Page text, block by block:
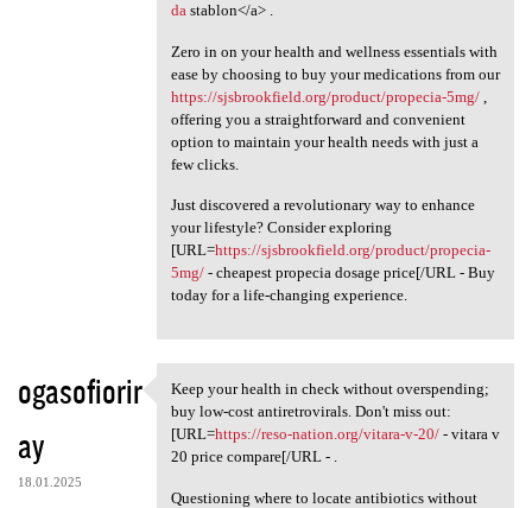
dastablon</a> .
Zero in on your health and wellness essentials with
ease by choosing to buy your medications from our
https://sjsbrookfield.org/product/propecia-5mg/,
offering you a straightforward and convenient
option to maintain your health needs with just a
few clicks.
Just discovered a revolutionary way to enhance
your lifestyle? Consider exploring
[URL=https://sjsbrookfield.org/product/propecia-
5mg/- cheapest propecia dosage price[/URL - Buy
today for a life-changing experience.
ogasofiorir
ay
18.01.2025
Keep your health in check
Keep your health in check without overspending;
buy low-cost antiretrovirals. Don't miss out:
[URL=https://reso-nation.org/vitara-v-20/- vitara v
20 price compare[/URL - .
Questioning where to locate antibiotics without